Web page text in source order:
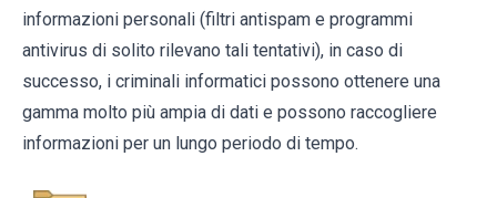
informazioni personali (filtri antispam e programmi
antivirus di solito rilevano tali tentativi), in caso di
successo, i criminali informatici possono ottenere una
gamma molto più ampia di dati e possono raccogliere
informazioni per un lungo periodo di tempo.